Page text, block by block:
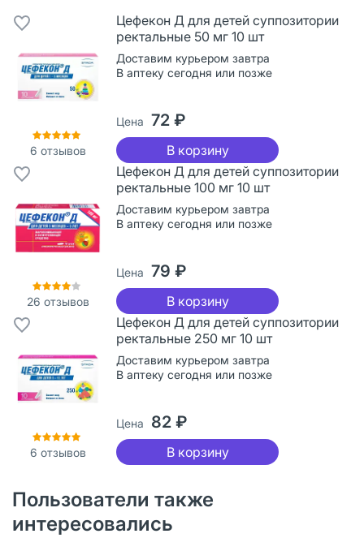
6 отзывов
Цефекон Д для детей суппозитории
ректальные 50 мг 10 шт
Доставим курьером завтра
В аптеку сегодня или позже
Цена 72 ₽
В корзину
26 отзывов
Цефекон Д для детей суппозитории
ректальные 100 мг 10 шт
Доставим курьером завтра
В аптеку сегодня или позже
Цена 79 ₽
В корзину
6 отзывов
Цефекон Д для детей суппозитории
ректальные 250 мг 10 шт
Доставим курьером завтра
В аптеку сегодня или позже
Цена 82 ₽
В корзину
Пользователи также
интересовались